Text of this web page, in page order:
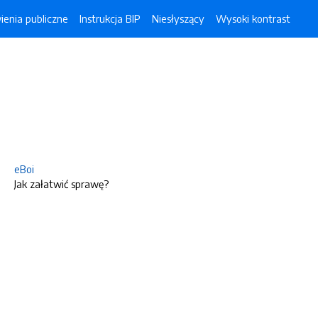
publiczne Instrukcja BIP Niesłyszący Wysoki kontrast
eBoi
Jak załatwić sprawę?